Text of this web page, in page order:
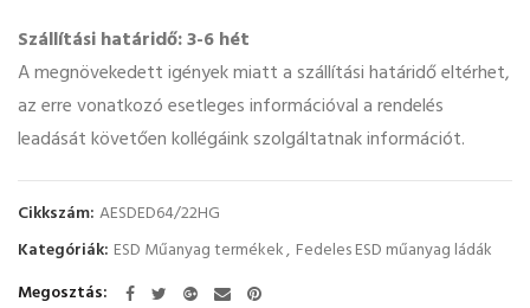
Szállítási határidő: 3-6 hét
A megnövekedett igények miatt a szállítási határidő eltérhet,
az erre vonatkozó esetleges információval a rendelés
leadását követően kollégáink szolgáltatnak információt.
Cikkszám: AESDED64/22HG
Kategóriák: ESD Műanyag termékek, Fedeles ESD műanyag ládák
Megosztás